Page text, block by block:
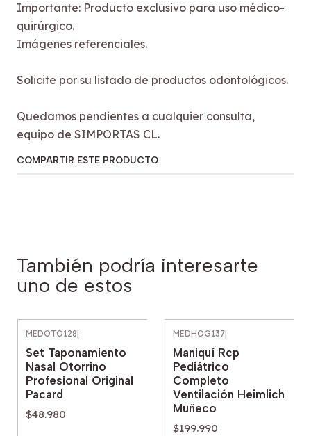
Importante: Producto exclusivo para uso médico-
quirúrgico.
Imágenes referenciales.
Solicite por su listado de productos odontológicos.
Quedamos pendientes a cualquier consulta,
equipo de SIMPORTAS CL.
COMPARTIR ESTE PRODUCTO
También podría interesarte
uno de estos
MEDOTO128
Set Taponamiento
Nasal Otorrino
Profesional Original
Pacard
$48.980
MEDHOG137
Maniquí Rcp
Pediátrico
Completo
Ventilación Heimlich
Muñeco
$199.990